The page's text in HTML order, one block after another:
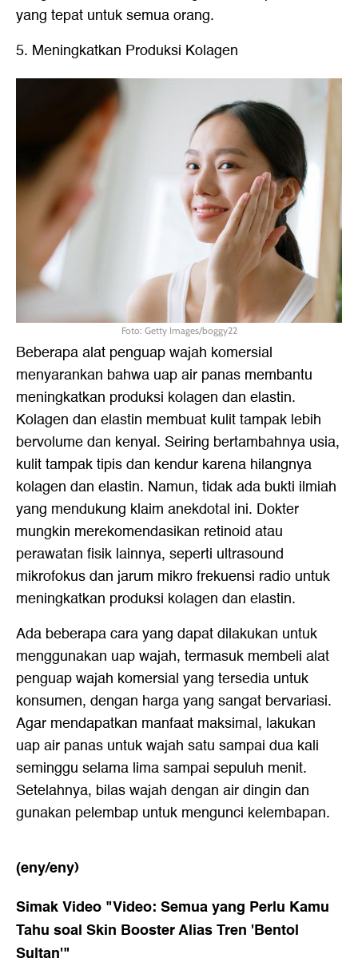
yang tepat untuk semua orang.
5. Meningkatkan Produksi Kolagen
Foto: Getty Images/boggy22
Beberapa alat penguap wajah komersial
menyarankan bahwa uap air panas membantu
meningkatkan produksi kolagen dan elastin.
Kolagen dan elastin membuat kulit tampak lebih
bervolume dan kenyal. Seiring bertambahnya usia,
kulit tampak tipis dan kendur karena hilangnya
kolagen dan elastin. Namun, tidak ada bukti ilmiah
yang mendukung klaim anekdotal ini. Dokter
mungkin merekomendasikan retinoid atau
perawatan fisik lainnya, seperti ultrasound
mikrofokus dan jarum mikro frekuensi radio untuk
meningkatkan produksi kolagen dan elastin.
Ada beberapa cara yang dapat dilakukan untuk
menggunakan uap wajah, termasuk membeli alat
penguap wajah komersial yang tersedia untuk
konsumen, dengan harga yang sangat bervariasi.
Agar mendapatkan manfaat maksimal, lakukan
uap air panas untuk wajah satu sampai dua kali
seminggu selama lima sampai sepuluh menit.
Setelahnya, bilas wajah dengan air dingin dan
gunakan pelembap untuk mengunci kelembapan.
(eny/eny)
Simak Video "Video: Semua yang Perlu Kamu
Tahu soal Skin Booster Alias Tren 'Bentol
Sultan'"